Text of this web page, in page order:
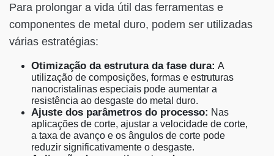
Para prolongar a vida útil das ferramentas e
componentes de metal duro, podem ser utilizadas
várias estratégias:
Otimização da estrutura da fase dura: A
utilização de composições, formas e estruturas
nanocristalinas especiais pode aumentar a
resistência ao desgaste do metal duro.
Ajuste dos parâmetros do processo: Nas
aplicações de corte, ajustar a velocidade de corte,
a taxa de avanço e os ângulos de corte pode
reduzir significativamente o desgaste.